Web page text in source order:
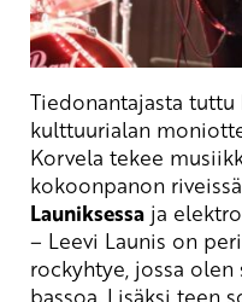
Tiedonantajasta tuttu
kulttuurialan
Korvela tekee
kokoonpanon riveissä
Launiksessa ja
– Leevi Launis on
rockyhtye, jossa
bassoa. Lisäksi teen